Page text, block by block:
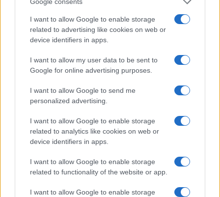
I want to allow Google to enable storage
related to advertising like cookies on web or
device identifiers in apps.
I want to allow my user data to be sent to
Google for online advertising purposes.
I want to allow Google to send me
personalized advertising.
I want to allow Google to enable storage
related to analytics like cookies on web or
device identifiers in apps.
I want to allow Google to enable storage
related to functionality of the website or app.
I want to allow Google to enable storage
Continua a leggere
MOTORI